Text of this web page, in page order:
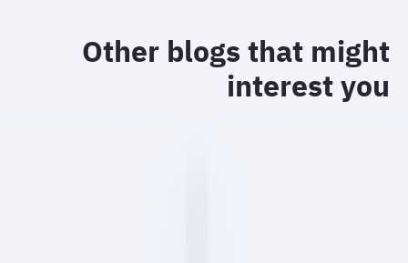
Other blogs that might
interest you